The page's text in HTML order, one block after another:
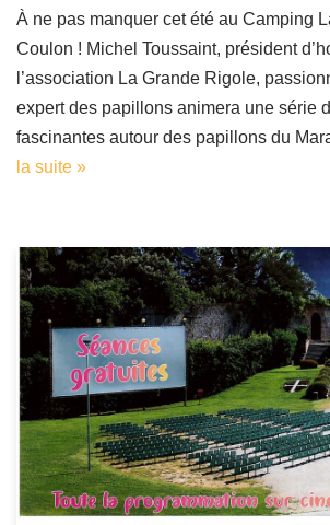
À ne pas manquer cet été au Camping
Coulon ! Michel Toussaint, président
l’association La Grande Rigole,
expert des papillons animera une série
fascinantes autour des papillons du
la suite »